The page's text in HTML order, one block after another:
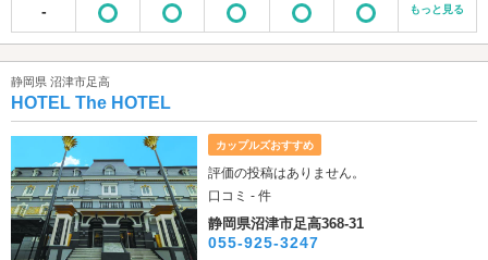
-
もっと見る
静岡県 沼津市足高
HOTEL The HOTEL
カップルズおすすめ
評価の投稿はありません。
口コミ - 件
静岡県沼津市足高368-31
055-925-3247